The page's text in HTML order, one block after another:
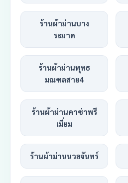
ร้านผ้าม่านบาง
ระมาด
ร้านผ้าม่านพุทธ
มณฑลสาย4
ร้านผ้าม่านคาซ่าพรี
เมี่ยม
ร้านผ้าม่านนวลจันทร์